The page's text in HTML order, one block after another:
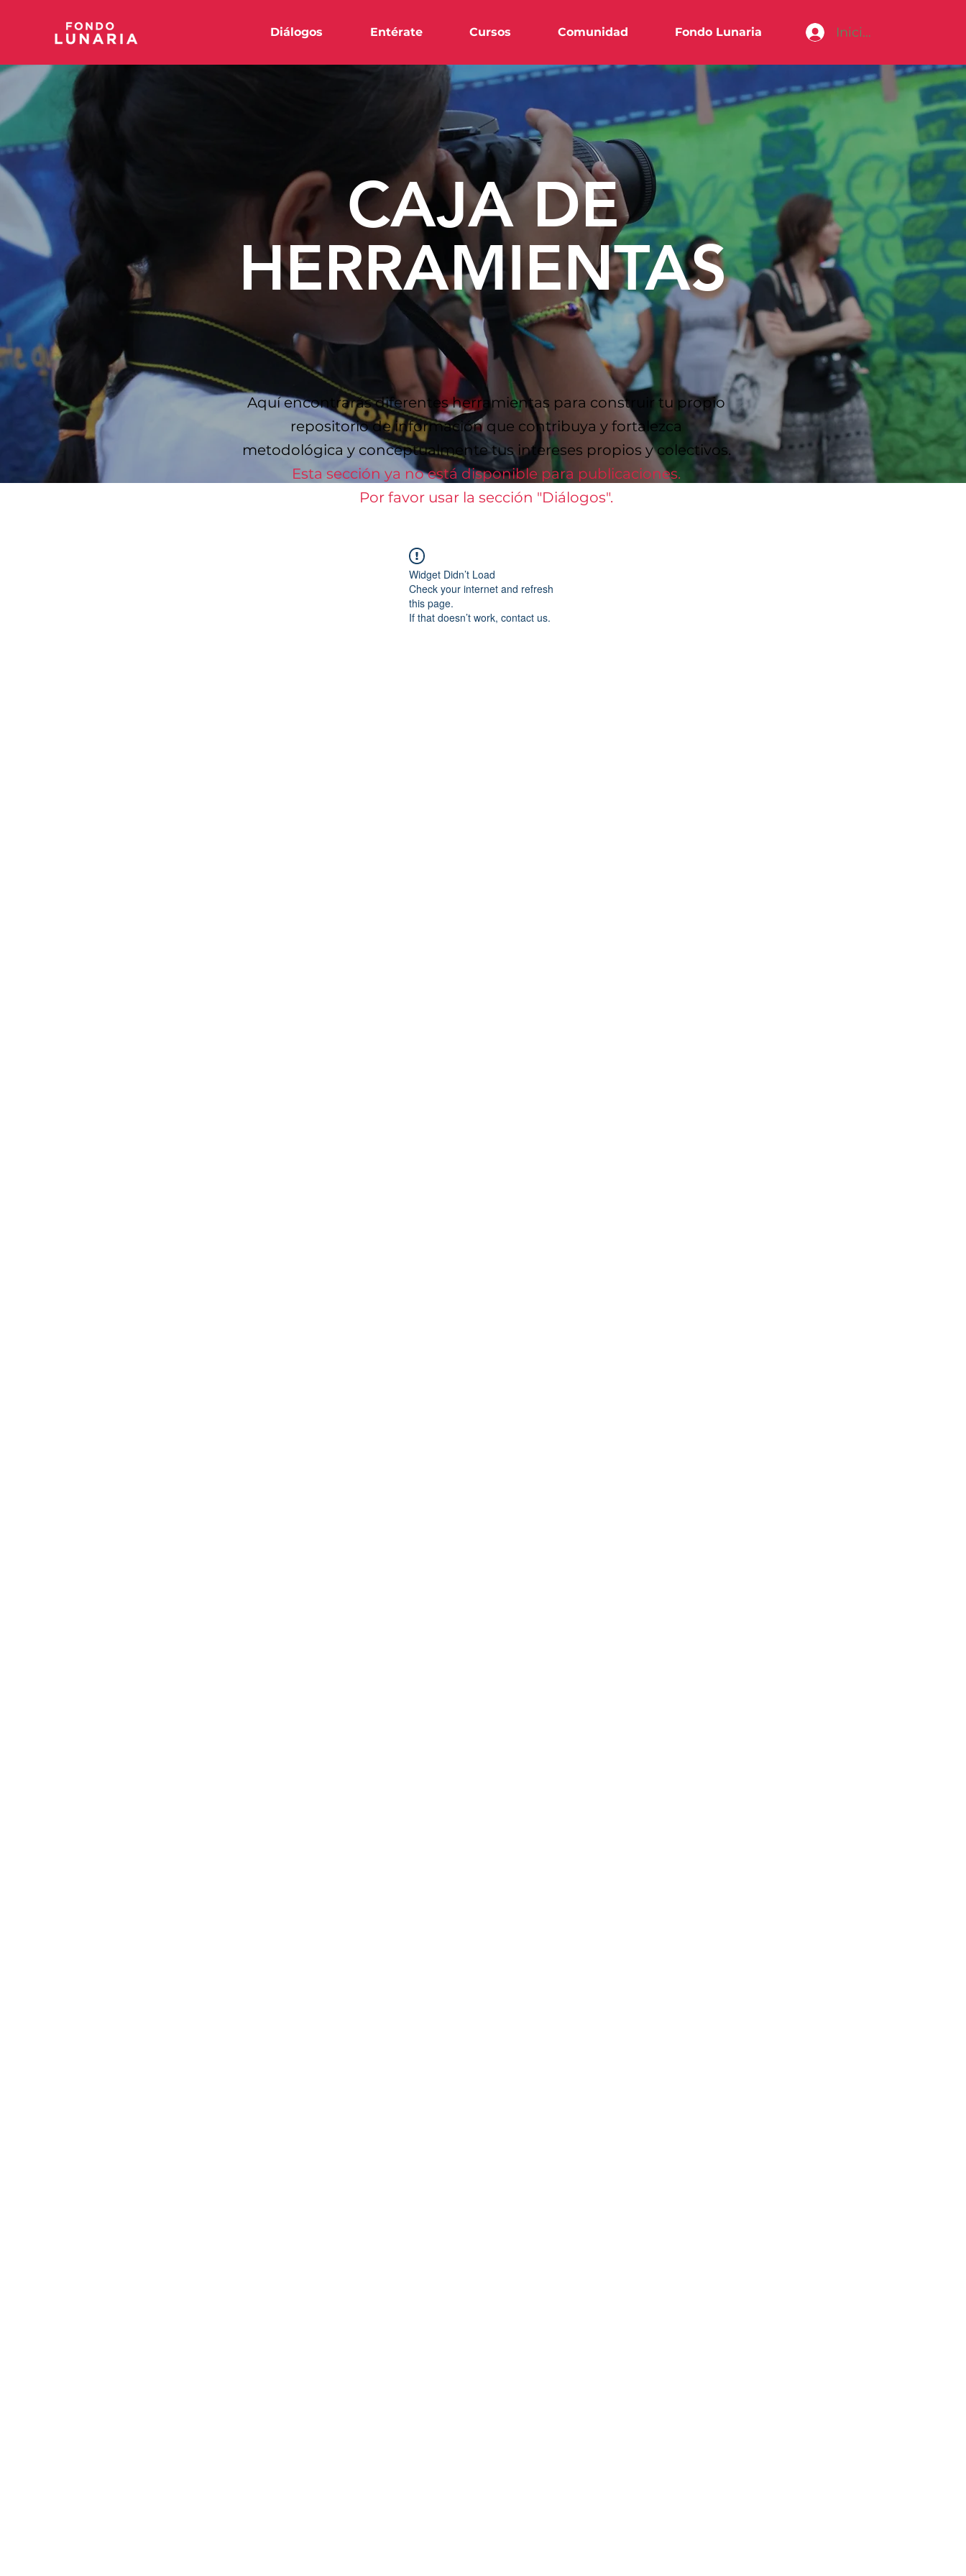
Diálogos Entérate Cursos Comunidad Fondo Lunaria Iniciar sesión
CAJA DE
HERRAMIENTAS
Aquí encontrarás diferentes herramientas para construir tu propio
repositorio de información que contribuya y fortalezca
metodológica y conceptualmente tus intereses propios y colectivos.
Esta sección ya no está disponible para publicaciones.
Por favor usar la sección "Diálogos".
Widget Didn’t Load
Check your internet and refresh
this page.
If that doesn’t work, contact us.